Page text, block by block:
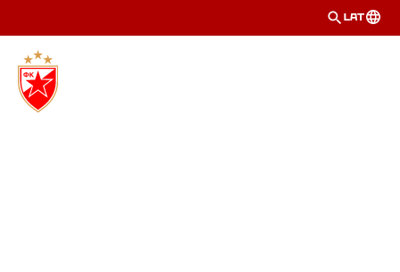
LAT